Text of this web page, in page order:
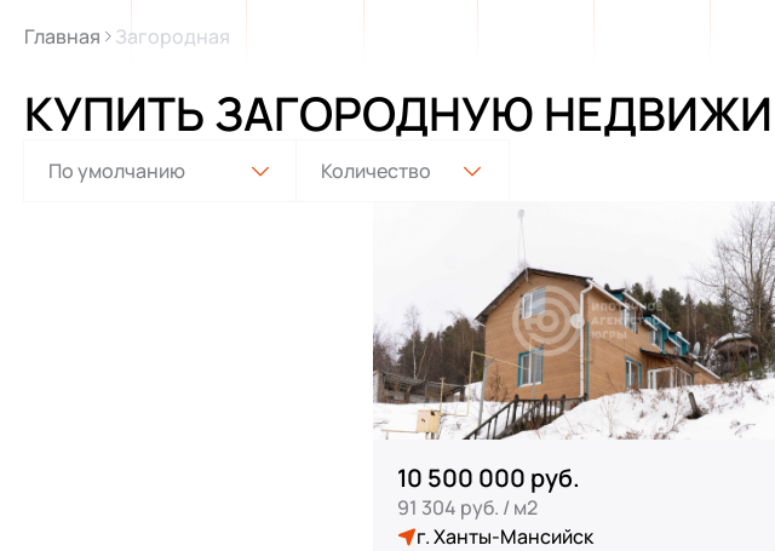
Главная Загородная
КУПИТЬ ЗАГОРОДНУЮ
10 500 000 руб.
91 304 руб. / м2
г. Ханты-Мансийск